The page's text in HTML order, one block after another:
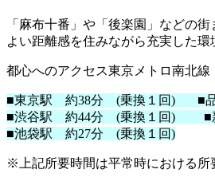
「麻布十番」や「後楽園」などの
よい距離感を住みながら充実した環
都心へのアクセス東京メトロ南北線
■東京駅 約38分 (乗換１回) ■
■渋谷駅 約44分 (乗換１回) ■
■池袋駅 約27分 (乗換１回)
※上記所要時間は平常時における所